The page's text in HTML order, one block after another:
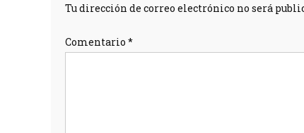
Tu dirección de correo electrónico no será
Comentario *